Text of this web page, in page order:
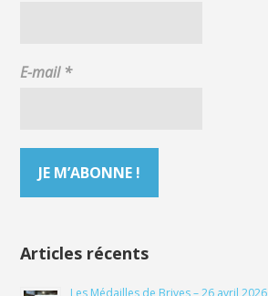
E-mail *
Articles récents
Les Médailles de Brives – 26 avril 2026